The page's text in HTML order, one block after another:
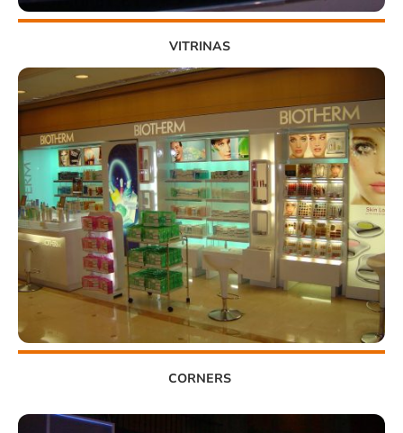
VITRINAS
CORNERS